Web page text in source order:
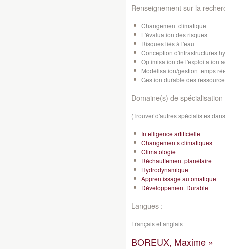
Renseignement sur la
Changement climatique
L'évaluation des risques
Risques liés à l'eau
Conception d'infrastructures
Optimisation de l'exploitation
Modélisation/gestion temps
Gestion durable des
Domaine(s) de spécialisation
(Trouver d'autres spécialistes
Intelligence artificielle
Changements climatiques
Climatologie
Réchauffement planétaire
Hydrodynamique
Apprentissage automatique
Développement Durable
Langues :
Français et anglais
BOREUX, Maxime »